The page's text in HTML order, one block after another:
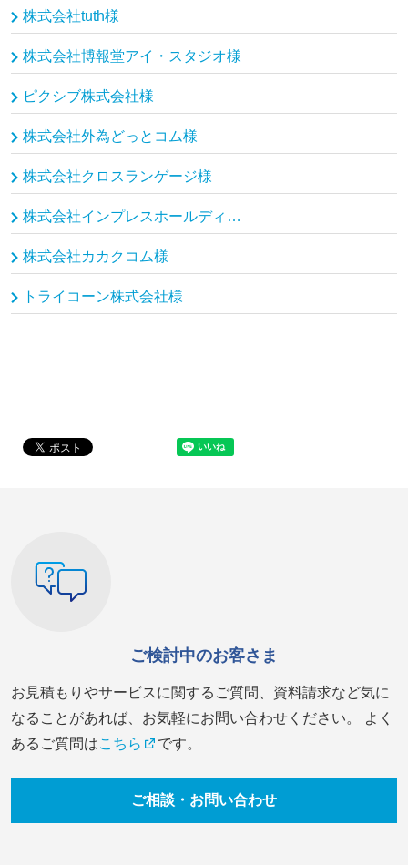
株式会社tuth様
株式会社博報堂アイ・スタジオ様
ピクシブ株式会社様
株式会社外為どっとコム様
株式会社クロスランゲージ様
株式会社インプレスホールディングス（インプレスグループ）様
株式会社カカクコム様
トライコーン株式会社様
ご検討中のお客さま
お見積もりやサービスに関するご質問、資料請求など気に
なることがあれば、お気軽にお問い合わせください。 よく
あるご質問はこちら です。
ご相談・お問い合わせ